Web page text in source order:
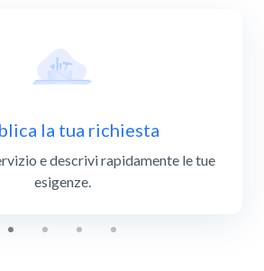
la tua richiesta
e descrivi rapidamente le tue
esigenze.